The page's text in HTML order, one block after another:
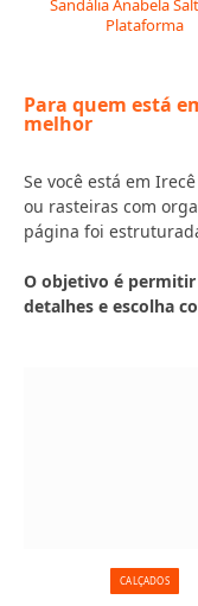
Sandália Anabela
Plataforma
Para quem está
melhor
Se você está em
ou rasteiras com
página foi
O objetivo é permitir
detalhes e escolha
CALÇADOS